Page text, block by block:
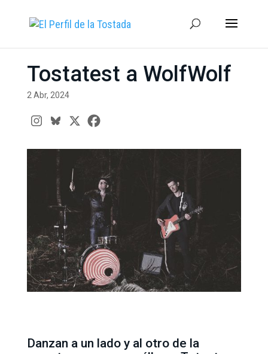
Tostatest a WolfWolf
2 Abr, 2024
Danzan a un lado y al otro de la